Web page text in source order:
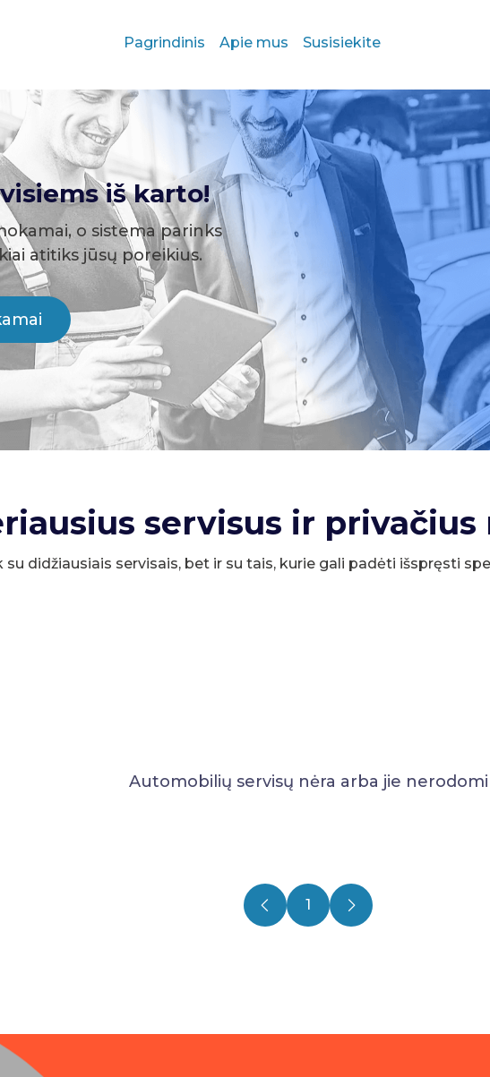
Pagrindinis Apie mus Susisiekite
iš karto!
o sistema parinks
atitiks jūsų poreikius.
servisus ir
didžiausiais servisais, bet ir su tais, kurie gali padėti išspręsti
Automobilių servisų nėra arba jie nerodomi
1